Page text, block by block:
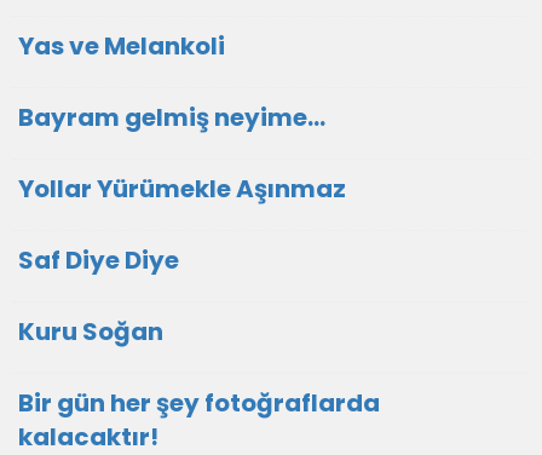
Yas ve Melankoli
Bayram gelmiş neyime...
Yollar Yürümekle Aşınmaz
Saf Diye Diye
Kuru Soğan
Bir gün her şey fotoğraflarda
kalacaktır!